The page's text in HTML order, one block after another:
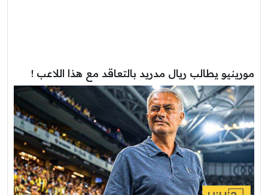
مورينيو يطالب ريال مدريد بالتعاقد مع هذا اللاعب !